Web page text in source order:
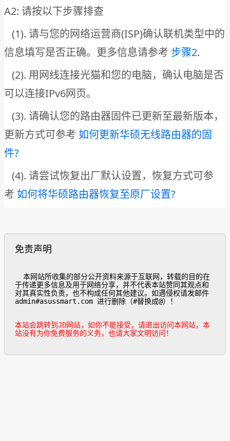
A2: 请按以下步骤排查
(1). 请与您的网络运营商(ISP)确认联机类型中的
信息填写是否正确。更多信息请参考 步骤2.
(2). 用网线连接光猫和您的电脑，确认电脑是否
可以连接IPv6网页。
(3). 请确认您的路由器固件已更新至最新版本，
更新方式可参考 如何更新华硕无线路由器的固
件?
(4). 请尝试恢复出厂默认设置，恢复方式可参
考 如何将华硕路由器恢复至原厂设置?
免责声明
于传递更多信息及用于网络分享，并不代表本站赞同其观点和
对其真实性负责，也不构成任何其他建议。如遇侵权请发邮件
admin#asussmart.com 进行删除（#替换成@）！
本站会跳转到JD网站，如你不能接受，请退出访问本网站，本
站没有为你免费服务的义务，也请大家文明访问！